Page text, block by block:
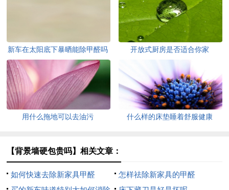
新车在太阳底下暴晒能除甲醛吗 开放式厨房是否适合你家
用什么拖地可以去油污 什么样的床垫睡着舒服健康
【背景墙硬包贵吗】相关文章：
如何快速去除新家具甲醛
怎样祛除新家具的甲醛